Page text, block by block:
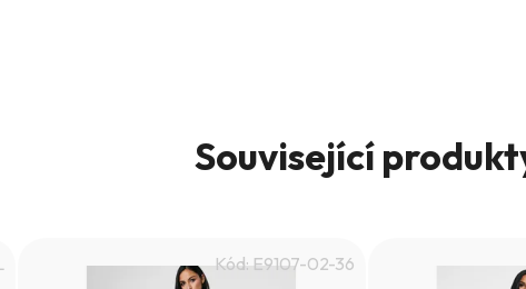
Související
Kód: E9107-02-36